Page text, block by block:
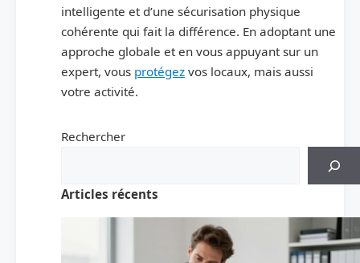
intelligente et d’une sécurisation physique
cohérente qui fait la différence. En adoptant une
approche globale et en vous appuyant sur un
expert, vous protégez vos locaux, mais aussi
votre activité.
Rechercher
Articles récents